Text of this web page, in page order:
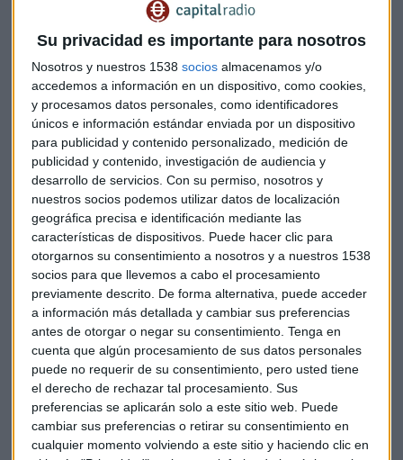
Su privacidad es importante para nosotros
Nosotros y nuestros 1538 socios almacenamos y/o
accedemos a información en un dispositivo, como cookies,
y procesamos datos personales, como identificadores
únicos e información estándar enviada por un dispositivo
para publicidad y contenido personalizado, medición de
publicidad y contenido, investigación de audiencia y
desarrollo de servicios. Con su permiso, nosotros y
nuestros socios podemos utilizar datos de localización
geográfica precisa e identificación mediante las
características de dispositivos. Puede hacer clic para
otorgarnos su consentimiento a nosotros y a nuestros 1538
socios para que llevemos a cabo el procesamiento
previamente descrito. De forma alternativa, puede acceder
a información más detallada y cambiar sus preferencias
antes de otorgar o negar su consentimiento. Tenga en
cuenta que algún procesamiento de sus datos personales
puede no requerir de su consentimiento, pero usted tiene
el derecho de rechazar tal procesamiento. Sus
preferencias se aplicarán solo a este sitio web. Puede
cambiar sus preferencias o retirar su consentimiento en
cualquier momento volviendo a este sitio y haciendo clic en
Tan solo en 2017 y 2018, las pérdidas por catástrofes
naturales globales alcanzaron niveles récord de
247.000 millones de dólares
. “Ya veníamos viendo un
endurecimiento en 2017, pero se ha extendido más”, apunta
Espinosa de los Monteros.
El alcance de estos efectos varía de un país a otro en toda
Europa y por ramo de seguro. Según el informe existen
mayores retos en los casos en los que los compradores no
están proporcionando suficiente información de
suscripción o dedicando suficiente tiempo a sus procesos de
renovación.
Quien más lo está sufriendo es el segmento del automóvil
muchas aseguradoras “han perdido mucho dinero y hay
mucha competencia”, apunta el Head of Global Broking de
Aon España. En España, el endurecimiento de condiciones
ya había comenzado hace algún tiempo en flotas de
automóviles, RC Profesional, RC Sanitaria y daños con
exposición a riesgos de la naturaleza, pero se ha ido
extendiendo recientemente de forma rápida a otros ramos y